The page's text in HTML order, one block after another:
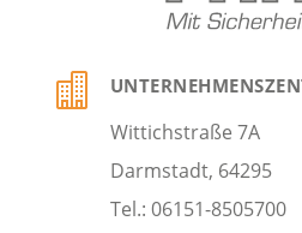

Wittichstraße 7A
Darmstadt, 64295
Tel.: 06151-8505700